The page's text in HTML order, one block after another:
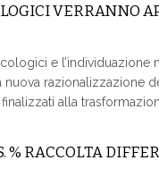
VERRANNO
e l’individuazione
razionalizzazione
alla
% RACCOLTA